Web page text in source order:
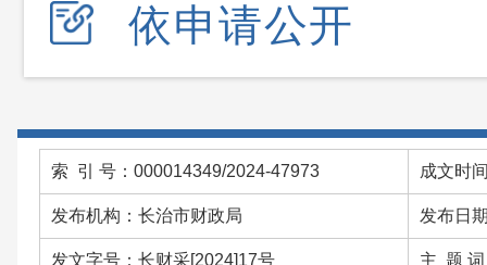
依申请公开
索 引 号：000014349/2024-47973 成文时
发布机构：长治市财政局 发布日
发文字号：长财采[2024]17号 主 题 词